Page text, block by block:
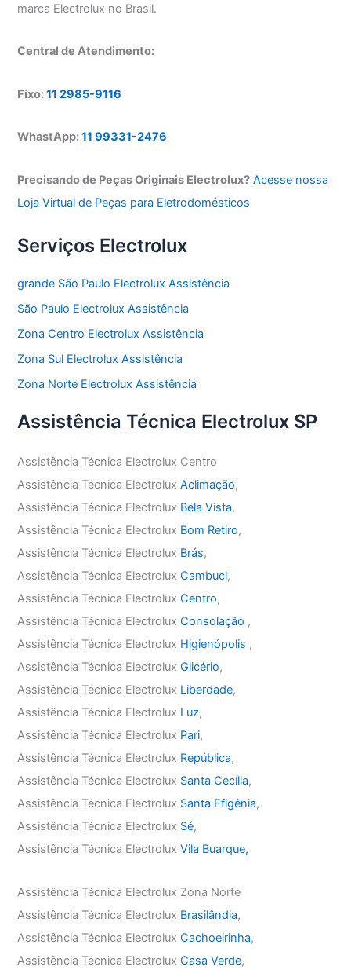
marca Electrolux no Brasil.
Central de Atendimento:
Fixo:11 2985-9116
WhastApp:11 99331-2476
Precisando de Peças Originais Electrolux? Acesse nossa
Loja Virtual de Peças para Eletrodomésticos
Serviços Electrolux
grande São Paulo Electrolux Assistência
São Paulo Electrolux Assistência
Zona Centro Electrolux Assistência
Zona Sul Electrolux Assistência
Zona Norte Electrolux Assistência
Assistência Técnica Electrolux SP
Assistência Técnica Electrolux Centro
Assistência Técnica ElectroluxAclimação,
Assistência Técnica Electrolux Bela Vista,
Assistência Técnica Electrolux Bom Retiro,
Assistência Técnica Electrolux Brás,
Assistência Técnica ElectroluxCambuci,
Assistência Técnica ElectroluxCentro,
Assistência Técnica ElectroluxConsolação ,
Assistência Técnica Electrolux Higienópolis ,
Assistência Técnica ElectroluxGlicério,
Assistência Técnica Electrolux Liberdade,
Assistência Técnica Electrolux Luz,
Assistência Técnica Electrolux Pari,
Assistência Técnica Electrolux República,
Assistência Técnica Electrolux Santa Cecília,
Assistência Técnica Electrolux Santa Efigênia,
Assistência Técnica Electrolux Sé,
Assistência Técnica ElectroluxVila Buarque,
Assistência Técnica Electrolux Zona Norte
Assistência Técnica Electrolux Brasilândia,
Assistência Técnica ElectroluxCachoeirinha,
Assistência Técnica ElectroluxCasa Verde,